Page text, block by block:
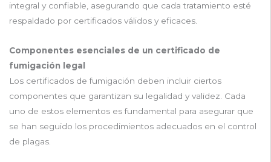
integral y confiable, asegurando que cada tratamiento esté
respaldado por certificados válidos y eficaces.
Componentes esenciales de un certificado de
fumigación legal
Los certificados de fumigación deben incluir ciertos
componentes que garantizan su legalidad y validez. Cada
uno de estos elementos es fundamental para asegurar que
se han seguido los procedimientos adecuados en el control
de plagas.